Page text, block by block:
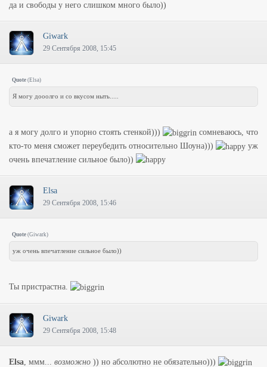
да и свободы у него слишком много было))
Giwark
29 Сентября 2008, 15:45
Quote (Elsa)
Я могу дооолго и со вкусом ныть.....
а я могу долго и упорно стоять стенкой)))
сомневаюсь, что
кто-то меня сможет переубедить относительно Шоуна)))
уж
очень впечатление сильное было))
Elsa
29 Сентября 2008, 15:46
Quote (Giwark)
уж очень впечатление сильное было))
Ты пристрастна.
Giwark
29 Сентября 2008, 15:48
Elsa, ммм... возможно )) но абсолютно не обязательно)))